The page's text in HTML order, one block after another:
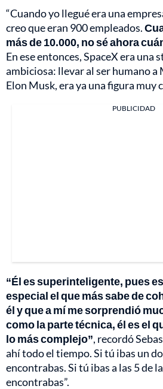
“Cuando yo llegué era una
creo que eran 900 empleados.
más de 10.000, no sé ahora
En ese entonces, SpaceX era una
ambiciosa: llevar al ser humano a
Elon Musk, era ya una figura muy
PUBLICIDAD
“Él es superinteligente, pues
especial el que más sabe de
él y que a mí me sorprendió
como la parte técnica, él es el
lo más complejo”, recordó
ahí todo el tiempo. Si tú ibas un
encontrabas. Si tú ibas a las 5 de
encontrabas”.